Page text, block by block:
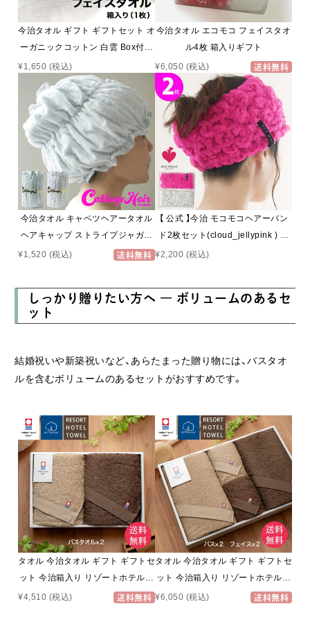
今治タオル ギフト ギフトセット オ
ーガニックコットン 白雲 Box付き
フェイス タオル (1枚入り 箱入れ
ギフト ) ハクーン オーガニック 雲
の上の肌触り 今治 いまばりタオル
日本製 【 HACOON 公式通販 在庫
あり お歳暮 】
¥1,650 (税込)
今治タオル エコモコ フェイスタオ
ル4枚 箱入りギフト
¥6,050 (税込) 送料無料
今治タオル キャベツヘアータオル
ヘアキャップ ストライプジャガー
¥1,520 (税込) 送料無料
【 公式 】今治 モコモコヘアーバン
ド2枚セット(cloud_jellypink ) ヘ
アバンド 洗顔 ふっくら本物の肌触
Towel Hair Band 日本製 ヘアータ
¥2,200 (税込)
しっかり贈りたい方へ ― ボリュームのあるセ
ット
結婚祝いや新築祝いなど、あらたまった贈り物には、バスタオ
ルを含むボリュームのあるセットがおすすめです。
タオル 今治タオル ギフト ギフトセ
ット 今治箱入り リゾートホテルタ
オルギフト ( バスタオル 2枚 ベー
¥4,510 (税込) 送料無料
タオル 今治タオル ギフト ギフトセ
ット 今治箱入り リゾートホテルタ
オルギフト ( バスタオル 2枚 + フ
¥6,050 (税込) 送料無料